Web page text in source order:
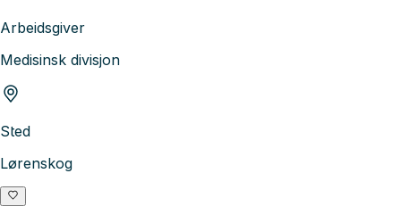
Arbeidsgiver
Medisinsk divisjon
Sted
Lørenskog